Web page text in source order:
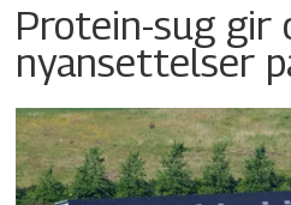
Protein-sug gir
nyansettelser